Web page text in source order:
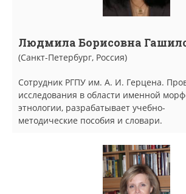
Людмила Борисовна
(Санкт-Петербург, Россия)
Сотрудник РГПУ им. А. И. Герцена.
исследования в области именной
этнологии, разрабатывает учебно-
методические пособия и словари.